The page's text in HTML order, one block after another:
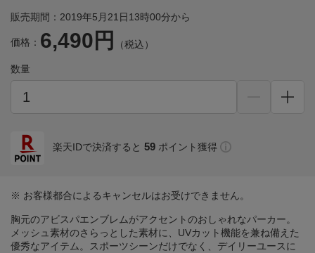
販売期間：2019年5月21日13時00分から
価格： 6,490円 （税込）
数量
楽天IDで決済すると 59 ポイント獲得
※ お客様都合によるキャンセルはお受けできません。
胸元のアビスパエンブレムがアクセントのおしゃれなパーカー。
メッシュ素材のさらっとした素材に、UVカット機能を兼ね備えた
優秀なアイテム。スポーツシーンだけでなく、デイリーユースに